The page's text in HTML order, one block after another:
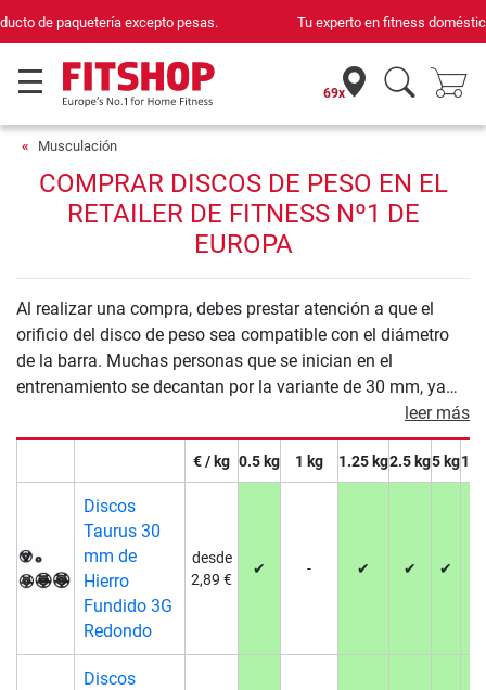
Tu experto en fitness doméstico desde hace 42 años
69x
Musculación
COMPRAR DISCOS DE PESO EN EL
RETAILER DE FITNESS Nº1 DE
EUROPA
Al realizar una compra, debes prestar atención a que el
orificio del disco de peso sea compatible con el diámetro
de la barra. Muchas personas que se inician en el
entrenamiento se decantan por la variante de 30 mm, ya
que las barras de 30 mm de diámetro suelen tener un peso
propio algo inferior al de las barras de 50 mm de diámetro.
Las barras de 50 mm de diámetro por norma general
de 30 mm.
leer más
€ / kg 0.5 kg 1 kg 1.25 kg2.5 kg5 kg10
Discos
Taurus 30
mm de
Hierro
Fundido 3G
Redondo
desde
2,89 €
✔ - ✔ ✔ ✔
Discos